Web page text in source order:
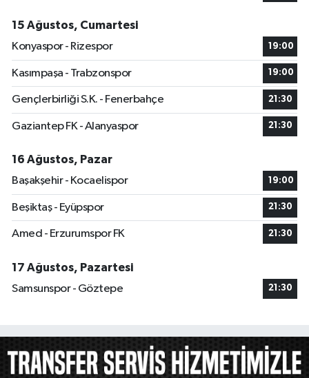
15 Ağustos, Cumartesi
Konyaspor - Rizespor
19:00
Kasımpaşa - Trabzonspor 19:00
Gençlerbirliği S.K. - Fenerbahçe 21:30
Gaziantep FK - Alanyaspor 21:30
16 Ağustos, Pazar
Başakşehir - Kocaelispor
19:00
Beşiktaş - Eyüpspor 21:30
Amed - Erzurumspor FK 21:30
17 Ağustos, Pazartesi
Samsunspor - Göztepe
21:30